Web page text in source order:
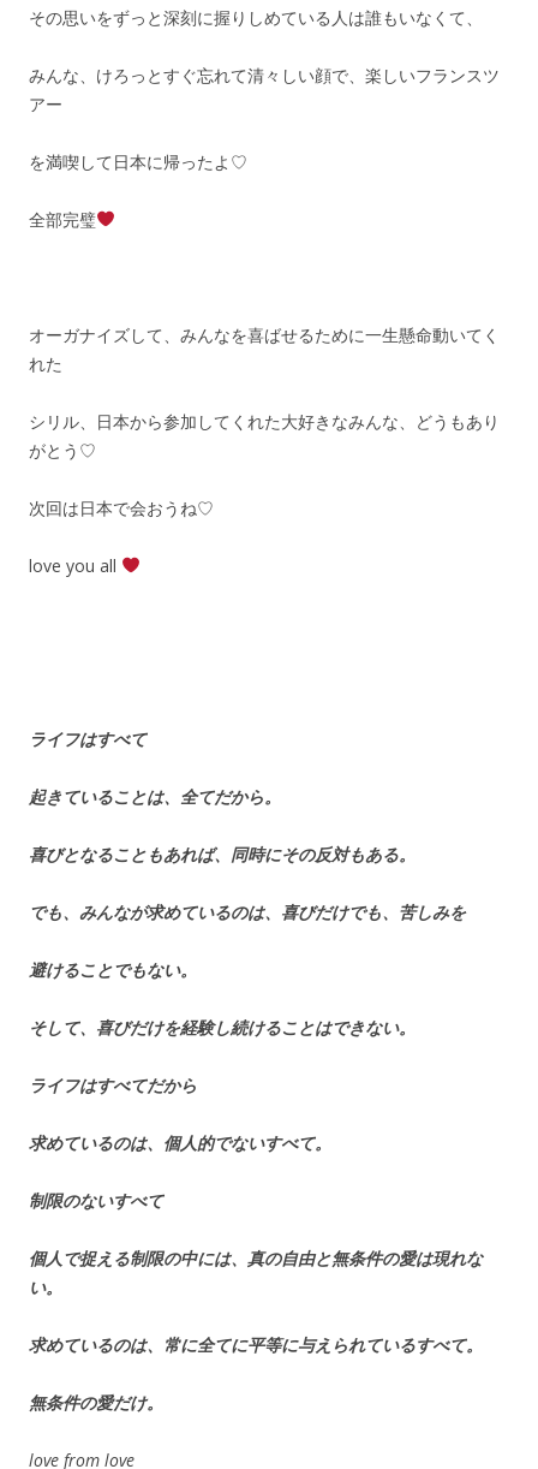
その思いをずっと深刻に握りしめている人は誰もいなくて、
みんな、けろっとすぐ忘れて清々しい顔で、楽しいフランスツ
アー
を満喫して日本に帰ったよ♡
全部完璧
オーガナイズして、みんなを喜ばせるために一生懸命動いてく
れた
シリル、日本から参加してくれた大好きなみんな、どうもあり
がとう♡
次回は日本で会おうね♡
love you all
ライフはすべて
起きていることは、全てだから。
喜びとなることもあれば、同時にその反対もある。
でも、みんなが求めているのは、喜びだけでも、苦しみを
避けることでもない。
そして、喜びだけを経験し続けることはできない。
ライフはすべてだから
求めているのは、個人的でないすべて。
制限のないすべて
個人で捉える制限の中には、真の自由と無条件の愛は現れな
い。
求めているのは、常に全てに平等に与えられているすべて。
無条件の愛だけ。
love from love